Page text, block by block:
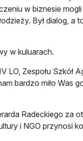
w biznesie
Był dialog, a
w kuluarach.
LO, Zespołu Szkół
bardzo miło Was
Radeckiego za
i NGO przynosi